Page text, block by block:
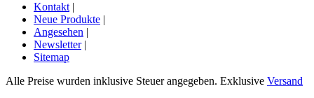
Kontakt |
Neue Produkte |
Angesehen |
Newsletter |
Sitemap
Alle Preise wurden inklusive Steuer angegeben. Exklusive Versand